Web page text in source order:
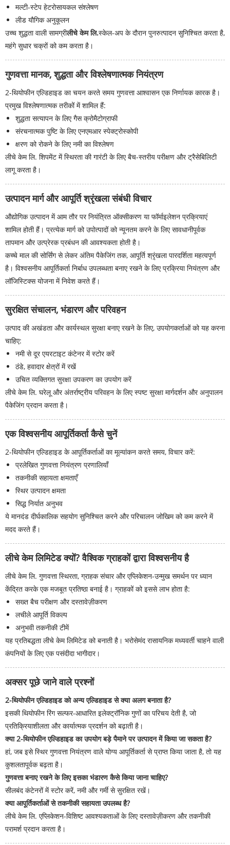
मल्टी-स्टेप हेटरोसायकल संश्लेषण
लीड यौगिक अनुकूलन
उच्च शुद्धता वाली सामग्रीलीचे केम लि.स्केल-अप के दौरान पुनरुत्पादन सुनिश्चित करता है,
महंगे सुधार चक्रों को कम करता है।
गुणवत्ता मानक, शुद्धता और विश्लेषणात्मक नियंत्रण
2-थियोफीन एल्डिहाइड का चयन करते समय गुणवत्ता आश्वासन एक निर्णायक कारक है।
प्रमुख विश्लेषणात्मक तरीकों में शामिल हैं:
शुद्धता सत्यापन के लिए गैस क्रोमैटोग्राफी
संरचनात्मक पुष्टि के लिए एनएमआर स्पेक्ट्रोस्कोपी
क्षरण को रोकने के लिए नमी का विश्लेषण
लीचे केम लि. शिपमेंट में स्थिरता की गारंटी के लिए बैच-स्तरीय परीक्षण और ट्रैसेबिलिटी
लागू करता है।
उत्पादन मार्ग और आपूर्ति श्रृंखला संबंधी विचार
औद्योगिक उत्पादन में आम तौर पर नियंत्रित ऑक्सीकरण या फॉर्माइलेशन प्रक्रियाएं
शामिल होती हैं। प्रत्येक मार्ग को उपोत्पादों को न्यूनतम करने के लिए सावधानीपूर्वक
तापमान और उत्प्रेरक प्रबंधन की आवश्यकता होती है।
कच्चे माल की सोर्सिंग से लेकर अंतिम पैकेजिंग तक, आपूर्ति श्रृंखला पारदर्शिता महत्वपूर्ण
है। विश्वसनीय आपूर्तिकर्ता निर्बाध उपलब्धता बनाए रखने के लिए प्रक्रिया नियंत्रण और
लॉजिस्टिक्स योजना में निवेश करते हैं।
सुरक्षित संचालन, भंडारण और परिवहन
उत्पाद की अखंडता और कार्यस्थल सुरक्षा बनाए रखने के लिए, उपयोगकर्ताओं को यह करना
चाहिए:
नमी से दूर एयरटाइट कंटेनर में स्टोर करें
ठंडे, हवादार क्षेत्रों में रखें
उचित व्यक्तिगत सुरक्षा उपकरण का उपयोग करें
लीचे केम लि. घरेलू और अंतर्राष्ट्रीय परिवहन के लिए स्पष्ट सुरक्षा मार्गदर्शन और अनुपालन
पैकेजिंग प्रदान करता है।
एक विश्वसनीय आपूर्तिकर्ता कैसे चुनें
2-थियोफीन एल्डिहाइड के आपूर्तिकर्ताओं का मूल्यांकन करते समय, विचार करें:
प्रलेखित गुणवत्ता नियंत्रण प्रणालियाँ
तकनीकी सहायता क्षमताएँ
स्थिर उत्पादन क्षमता
सिद्ध निर्यात अनुभव
ये मानदंड दीर्घकालिक सहयोग सुनिश्चित करने और परिचालन जोखिम को कम करने में
मदद करते हैं।
लीचे केम लिमिटेड क्यों? वैश्विक ग्राहकों द्वारा विश्वसनीय है
लीचे केम लि. गुणवत्ता स्थिरता, ग्राहक संचार और एप्लिकेशन-उन्मुख समर्थन पर ध्यान
केंद्रित करके एक मजबूत प्रतिष्ठा बनाई है। ग्राहकों को इससे लाभ होता है:
सख्त बैच परीक्षण और दस्तावेज़ीकरण
लचीले आपूर्ति विकल्प
अनुभवी तकनीकी टीमें
यह प्रतिबद्धता लीचे केम लिमिटेड को बनाती है। भरोसेमंद रासायनिक मध्यवर्ती चाहने वाली
कंपनियों के लिए एक पसंदीदा भागीदार।
अक्सर पूछे जाने वाले प्रश्नों
2-थियोफीन एल्डिहाइड को अन्य एल्डिहाइड से क्या अलग बनाता है?
इसकी थियोफीन रिंग सल्फर-आधारित इलेक्ट्रॉनिक गुणों का परिचय देती है, जो
प्रतिक्रियाशीलता और कार्यात्मक प्रदर्शन को बढ़ाती है।
क्या 2-थियोफीन एल्डिहाइड का उपयोग बड़े पैमाने पर उत्पादन में किया जा सकता है?
हां, जब इसे स्थिर गुणवत्ता नियंत्रण वाले योग्य आपूर्तिकर्ता से प्राप्त किया जाता है, तो यह
कुशलतापूर्वक बढ़ता है।
गुणवत्ता बनाए रखने के लिए इसका भंडारण कैसे किया जाना चाहिए?
सीलबंद कंटेनरों में स्टोर करें, नमी और गर्मी से सुरक्षित रखें।
क्या आपूर्तिकर्ताओं से तकनीकी सहायता उपलब्ध है?
लीचे केम लि. एप्लिकेशन-विशिष्ट आवश्यकताओं के लिए दस्तावेज़ीकरण और तकनीकी
परामर्श प्रदान करता है।